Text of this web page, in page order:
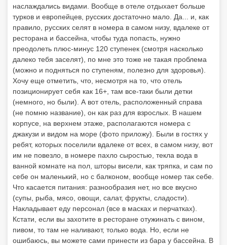
наслаждались видами. Вообще в отеле отдыхает больше
турков и европейцев, русских достаточно мало. Да... и, как
правило, русских селят в номера в самом низу, вдалеке от
ресторана и бассейна, чтобы туда попасть, нужно
преодолеть плюс-минус 120 ступенек (смотря насколько
далеко тебя заселят), по мне это тоже не такая проблема
(можно и подняться по ступеням, полезно для здоровья).
Хочу еще отметить, что, несмотря на то, что отель
позиционирует себя как 16+, там все-таки были детки
(немного, но были). А вот отель, расположенный справа
(не помню название), он как раз для взрослых. В нашем
корпусе, на верхнем этаже, располагаются номера с
джакузи и видом на море (фото приложу). Были в гостях у
ребят, которых поселили вдалеке от всех, в самом низу, вот
им не повезло, в номере пахло сыростью, текла вода в
ванной комнате на пол, шторы висели, как тряпка, и сам по
себе он маленький, но с балконом, вообще номер так себе.
Что касается питания: разнообразия нет, но все вкусно
(супы, рыба, мясо, овощи, салат, фрукты, сладости).
Накладывает еду персонал (все в масках и перчатках).
Кстати, если вы захотите в ресторане отужинать с вином,
пивом, то там не наливают, только вода. Но, если не
ошибаюсь, вы можете сами принести из бара у бассейна. В